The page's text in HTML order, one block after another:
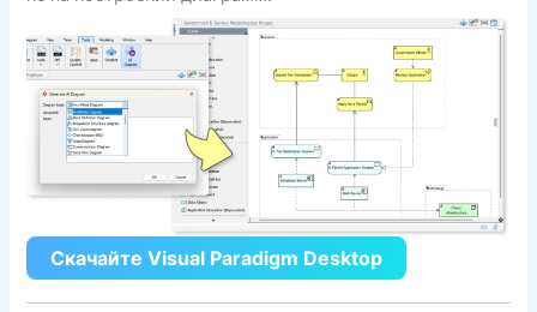
Скачайте Visual Paradigm Desktop